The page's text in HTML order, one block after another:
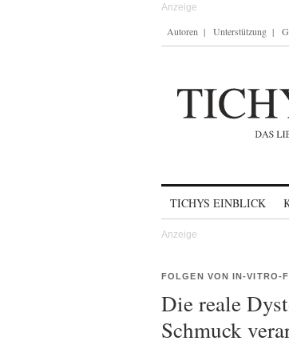
Autoren Unterstützung
TICHYS EINBLICK
FOLGEN VON IN-VITRO-
Die reale
Schmuck